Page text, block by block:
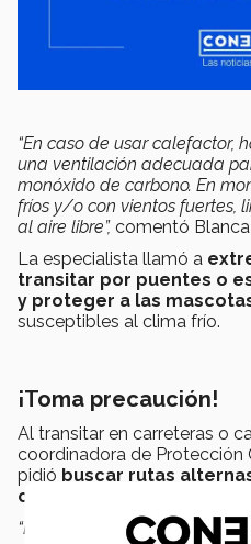
“En caso de usar calefactor,
una ventilación adecuada
monóxido de carbono. En
fríos y/o con vientos fuertes,
al aire libre”, comentó Blanca
La especialista llamó a
transitar por puentes o
y proteger a las
susceptibles al clima frío.
¡Toma precaución!
Al transitar en carreteras o
coordinadora de Protección
pidió buscar rutas
caminos congelados
“Evita conducir, si lo haces